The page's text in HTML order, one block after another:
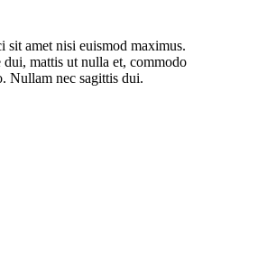
sit amet nisi euismod maximus.
dui, mattis ut nulla et, commodo
Nullam nec sagittis dui.